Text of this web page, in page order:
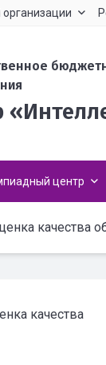
центр
качества
качества